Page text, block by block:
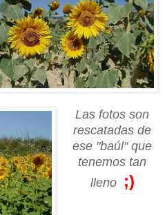
Las fotos son
rescatadas de
ese "baúl" que
tenemos tan
lleno ;)